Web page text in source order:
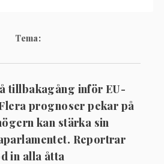
Tema:
tillbakagång inför EU-
prognoser pekar på
kan stärka sin
Reportrar
in alla åtta